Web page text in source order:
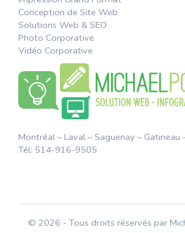
Conception de Site Web
Solutions Web & SEO
Photo Corporative
Vidéo Corporative
Montréal – Laval – Saguenay – Gatineau
Tél: 514-916-9505
© 2026 - Tous droits réservés par